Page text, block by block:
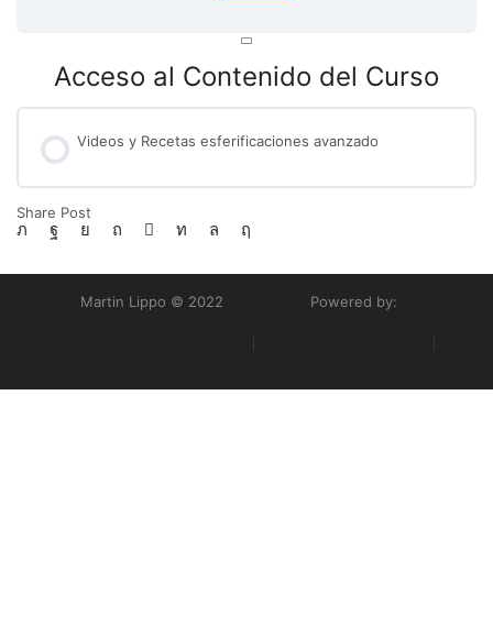
Acceso al Contenido del Curso
Videos y Recetas esferificaciones avanzado
Share Post
Martin Lippo © 2022 Powered by: